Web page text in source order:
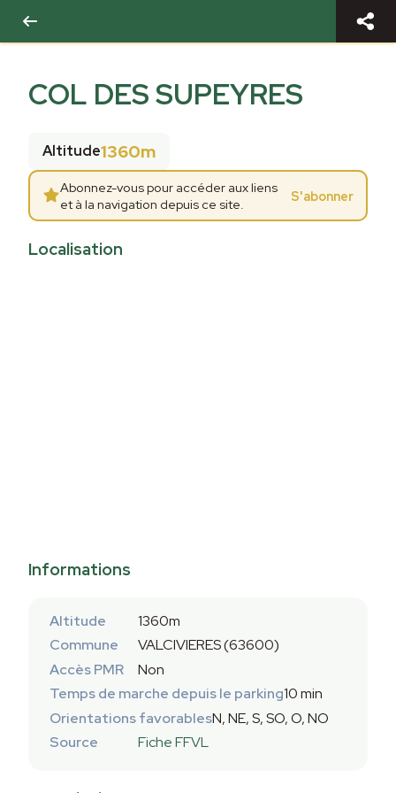
COL DES SUPEYRES
Altitude1360m
Abonnez-vous pour accéder aux liens
et à la navigation depuis ce site.
S'abonner
Localisation
Informations
Altitude
1360m
Commune
VALCIVIERES (63600)
Accès PMR
Non
Temps de marche depuis le parking10 min
Orientations favorablesN, NE, S, SO, O, NO
Source
Fiche FFVL